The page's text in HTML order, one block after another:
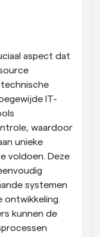
aspect dat
IT-
waardoor
unieke
voldoen. Deze
systemen
ontwikkeling.
kunnen de